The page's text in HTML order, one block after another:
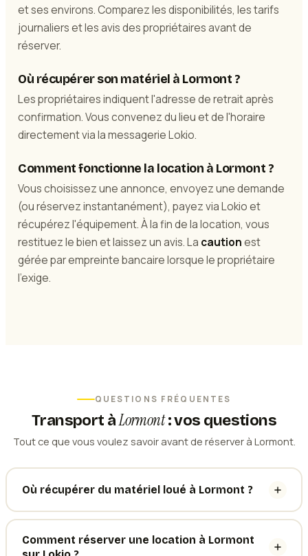
et ses environs. Comparez les disponibilités, les tarifs
journaliers et les avis des propriétaires avant de
réserver.
Où récupérer son matériel à Lormont ?
Les propriétaires indiquent l'adresse de retrait après
confirmation. Vous convenez du lieu et de l'horaire
directement via la messagerie Lokio.
Comment fonctionne la location à Lormont ?
Vous choisissez une annonce, envoyez une demande
(ou réservez instantanément), payez via Lokio et
récupérez l'équipement. À la fin de la location, vous
restituez le bien et laissez un avis. La cautionest
gérée par empreinte bancaire lorsque le propriétaire
l'exige.
QUESTIONS FRÉQUENTES
Transport àLormont: vos questions
Tout ce que vous voulez savoir avant de réserver à Lormont.
Où récupérer du matériel loué à Lormont ?
Comment réserver une location à Lormont